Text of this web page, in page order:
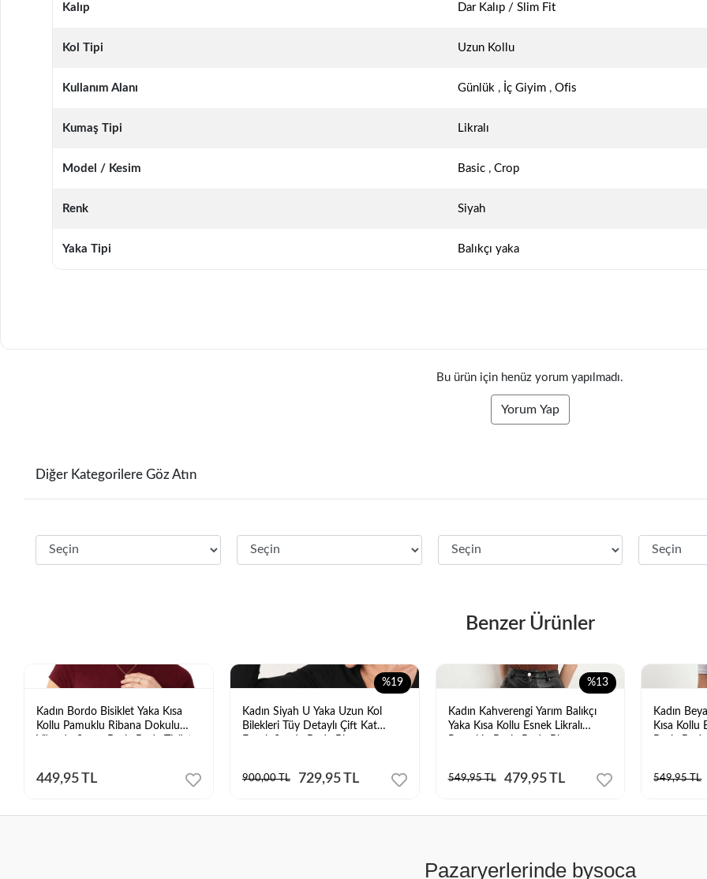
Kalıp Dar Kalıp / Slim Fit
Kol Tipi Uzun Kollu
Kullanım Alanı Günlük , İç Giyim ,Ofis
Kumaş Tipi Likralı
Model / Kesim Basic ,Crop
Renk Siyah
Yaka Tipi Balıkçı yaka
Bu ürün için henüz yorum yapılmadı.
Yorum Yap
Diğer Kategorilere Göz Atın
Benzer Ürünler
Kadın Bordo Bisiklet Yaka Kısa
Kollu Pamuklu Ribana Dokulu
449,95 TL
%19
Kadın Siyah U Yaka Uzun Kol
Bilekleri Tüy Detaylı Çift Kat
900,00 TL 729,95 TL
%13
Kadın Kahverengi Yarım Balıkçı
Yaka Kısa Kollu Esnek Likralı
549,95 TL 479,95 TL
Kadın
Kısa Kollu
549,95 TL